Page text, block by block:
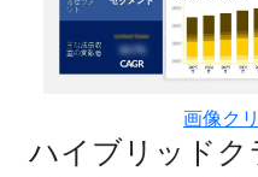
画像ク
ハイブリッドク